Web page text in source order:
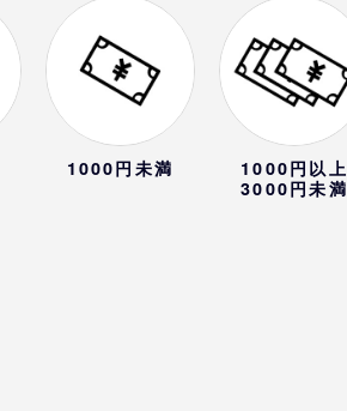
1000円未満
1000円以上
3000円未満